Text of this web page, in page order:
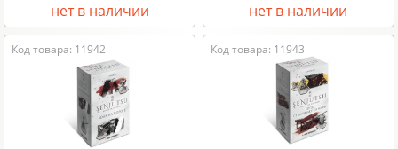
нет в наличии нет в наличии
Код товара: 11942 Код товара: 11943